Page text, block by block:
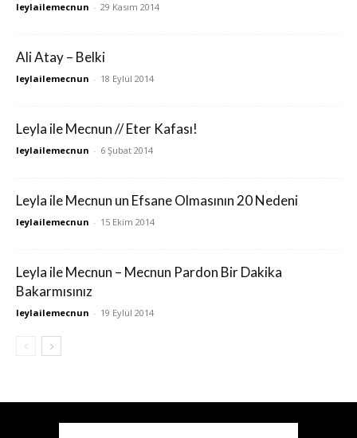
leylailemecnun - 29 Kasım 2014
Ali Atay – Belki
leylailemecnun - 18 Eylül 2014
Leyla ile Mecnun // Eter Kafası!
leylailemecnun - 6 Şubat 2014
Leyla ile Mecnun un Efsane Olmasının 20 Nedeni
leylailemecnun - 15 Ekim 2014
Leyla ile Mecnun – Mecnun Pardon Bir Dakika
Bakarmısınız
leylailemecnun - 19 Eylül 2014